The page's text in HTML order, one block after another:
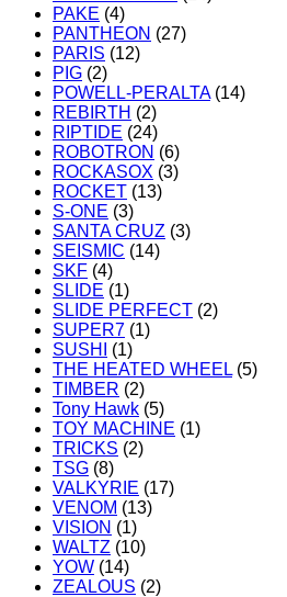
PAKE (4)
PANTHEON (27)
PARIS (12)
PIG (2)
POWELL-PERALTA (14)
REBIRTH (2)
RIPTIDE (24)
ROBOTRON (6)
ROCKASOX (3)
ROCKET (13)
S-ONE (3)
SANTA CRUZ (3)
SEISMIC (14)
SKF (4)
SLIDE (1)
SLIDE PERFECT (2)
SUPER7 (1)
SUSHI
(1)
THE HEATED WHEEL (5)
TIMBER (2)
Tony Hawk (5)
TOY MACHINE (1)
TRICKS (2)
TSG (8)
VALKYRIE (17)
VENOM (13)
VISION (1)
WALTZ (10)
YOW (14)
ZEALOUS (2)